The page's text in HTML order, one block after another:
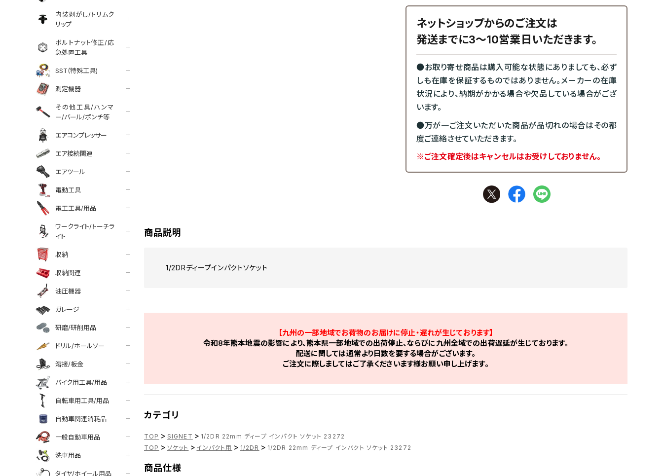
内装剥がし/トリムク
リップ
ボルトナット修正/応
急処置工具
SST(特殊工具)
測定機器
その他工具/ハンマ
ー/バール/ポンチ等
エアコンプレッサー
エア接続関連
エアツール
電動工具
電工工具/用品
ワークライト/トーチラ
イト
収納
収納関連
油圧機器
ガレージ
研磨/研削用品
ドリル/ホールソー
溶接/板金
バイク用工具/用品
自転車用工具/用品
自動車関連消耗品
一般自動車用品
洗車用品
タイヤ/ホイール用品
ネットショップからのご注文は
発送までに3～10営業日いただきます。
●お取り寄せ商品は購入可能な状態にありましても、必ず
しも在庫を保証するものではありません。メーカーの在庫
状況により、納期がかかる場合や欠品している場合がござ
います。
●万が一ご注文いただいた商品が品切れの場合はその都
度ご連絡させていただきます。
※ご注文確定後はキャンセルはお受けしておりません。
facebook
line
商品説明
1/2DRディープインパクトソケット
【九州の一部地域でお荷物のお届けに停止・遅れが生じております】
令和8年熊本地震の影響により、熊本県一部地域での出荷停止、ならびに九州全域での出荷遅延が生じております。
配送に関しては通常より日数を要する場合がございます。
ご注文に際しましてはご了承くださいます様お願い申し上げます。
カテゴリ
TOP > SIGNET > 1/2DR 22mm ディープ インパクト ソケット 23272
TOP > ソケット > インパクト用 > 1/2DR > 1/2DR 22mm ディープ インパクト ソケット 23272
商品仕様